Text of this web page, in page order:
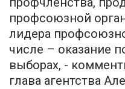
профсоюзной
лидера
числе – оказание
выборах, -
глава агентства